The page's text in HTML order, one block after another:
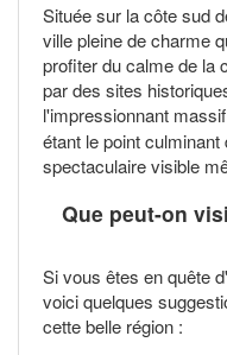
Située sur la côte sud
ville pleine de charme
profiter du calme de la
par des sites
l'impressionnant
étant le point
spectaculaire visible
Que peut-on
Si vous êtes en quête
voici quelques
cette belle région :